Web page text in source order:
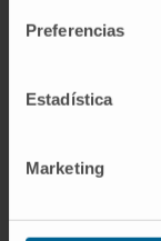
Preferencias
Estadística
Marketing